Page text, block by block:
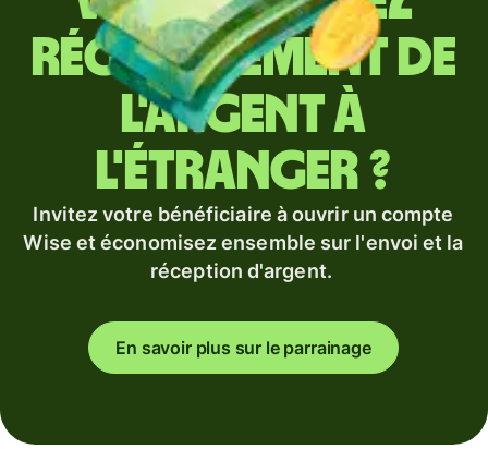
régulièrement de
l'argent à
l'étranger ?
Invitez votre bénéficiaire à ouvrir un compte
Wise et économisez ensemble sur l'envoi et la
réception d'argent.
En savoir plus sur le parrainage